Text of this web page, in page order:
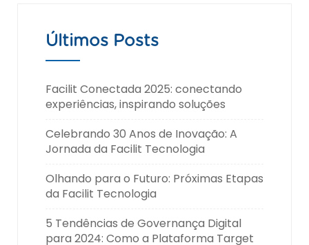
Últimos Posts
Facilit Conectada 2025: conectando
experiências, inspirando soluções
Celebrando 30 Anos de Inovação: A
Jornada da Facilit Tecnologia
Olhando para o Futuro: Próximas Etapas
da Facilit Tecnologia
5 Tendências de Governança Digital
para 2024: Como a Plataforma Target